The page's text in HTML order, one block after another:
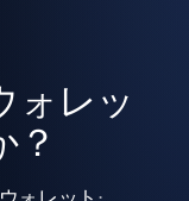
ォレッ
？
: